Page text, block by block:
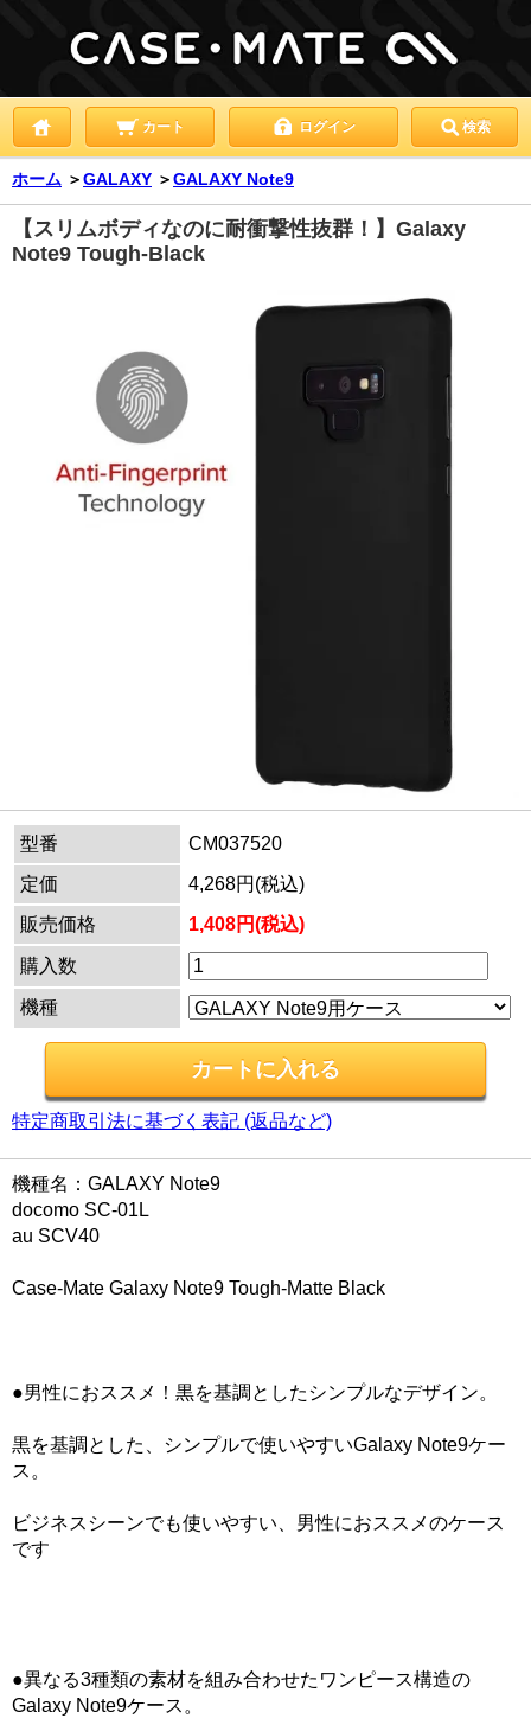
カート ログイン 検索
ホーム ＞GALAXY ＞GALAXY Note9
【スリムボディなのに耐衝撃性抜群！】Galaxy
Note9 Tough-Black
型番
CM037520
定価
4,268円(税込)
販売価格
1,408円(税込)
購入数
機種
特定商取引法に基づく表記 (返品など)
機種名：GALAXY Note9
docomo SC-01L
au SCV40
Case-Mate Galaxy Note9 Tough-Matte Black
●男性におススメ！黒を基調としたシンプルなデザイン。
黒を基調とした、シンプルで使いやすいGalaxy Note9ケー
ス。
ビジネスシーンでも使いやすい、男性におススメのケース
です
●異なる3種類の素材を組み合わせたワンピース構造の
Galaxy Note9ケース。